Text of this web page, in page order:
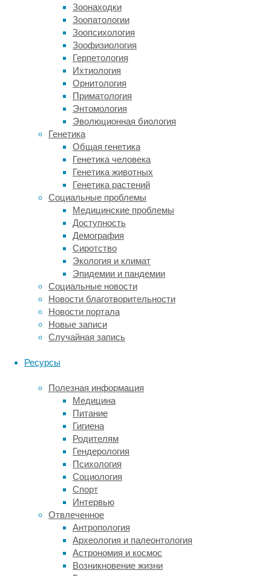
Зоонаходки
Зоопатологии
Зоопсихология
Зоофизиология
Герпетология
Ихтиология
Орнитология
Приматология
Энтомология
Эволюционная биология
Генетика
Общая генетика
Генетика человека
Генетика животных
Генетика растений
Социальные проблемы
Медицинские проблемы
Доступность
Демография
Сиротство
Экология и климат
Эпидемии и пандемии
Социальные новости
Новости благотворительности
Новости портала
Новые записи
Случайная запись
Ресурсы
Полезная информация
Медицина
Питание
Гигиена
Родителям
Гендерология
Психология
Социология
Спорт
Интервью
Отвлеченное
Антропология
Археология и палеонтология
Астрономия и космос
Возникновение жизни
виде
тепла
не
остывая
даже
ночью,
отработанное
тепло
от
двигателей
машин,
промышленных
установок
и
систем
кондиционирования
только
усугубляет
ситуацию.
Чтобы
остановить
«нагревание»
территорий,
ученые
способы
пассивного
охлаждения.
Эти
решения
опираются
на
естественные
механизмы
рассеивания
тепла,
такие
как
конвекция,
радиация
или